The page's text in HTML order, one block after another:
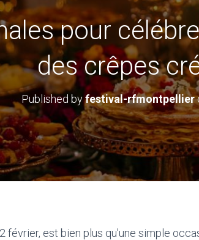
pour
des crêpes
Published byfestival-rfmontpellier
février, est bien plus qu'une simple